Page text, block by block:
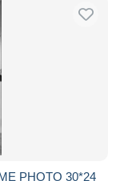
PHOTO 30*24